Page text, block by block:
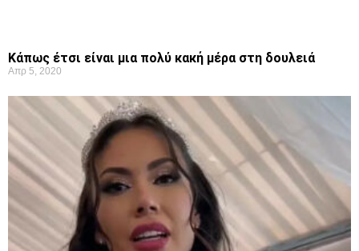
Κάπως έτσι είναι μια πολύ κακή μέρα στη δουλειά
Απρ 5, 2020